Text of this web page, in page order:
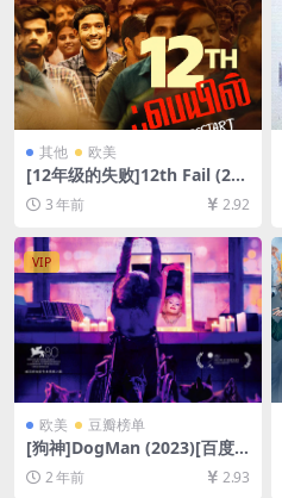
其他 欧美
[12年级的失败]12th Fail (202
3)[百度网盘+夸克网盘1080P
超清未删减资源][网盘在线播
放/下载][MP4/9.4GB][中文字
幕]
3 年前 2.92
VIP
欧美 豆瓣榜单
[狗神]DogMan (2023)[百度
网盘+夸克网盘1080P超清未
删减资源][网盘在线播放/下
2 年前 2.93